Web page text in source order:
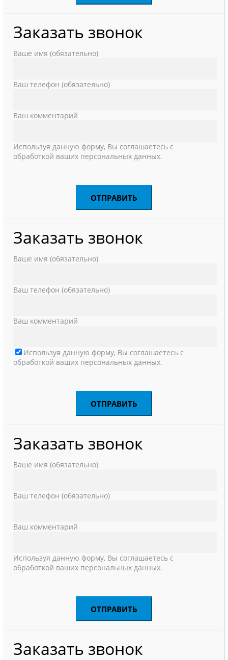
Заказать звонок
Ваше имя (обязательно)
Ваш телефон (обязательно)
Ваш комментарий
Используя данную форму, Вы соглашаетесь с
обработкой ваших персональных данных.
Заказать звонок
Ваше имя (обязательно)
Ваш телефон (обязательно)
Ваш комментарий
Используя данную форму, Вы соглашаетесь с
обработкой ваших персональных данных.
Заказать звонок
Ваше имя (обязательно)
Ваш телефон (обязательно)
Ваш комментарий
Используя данную форму, Вы соглашаетесь с
обработкой ваших персональных данных.
Заказать звонок